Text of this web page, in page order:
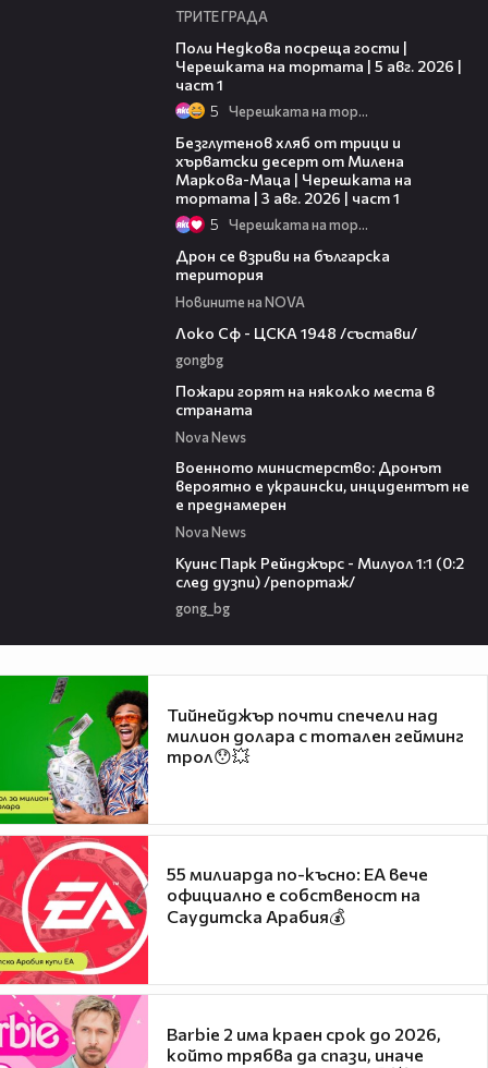
ТРИТЕ ГРАДА
Поли Недкова посреща гости |
Черешката на тортата | 5 авг. 2026 |
част 1
5 Черешката на тортата
Безглутенов хляб от трици и
хърватски десерт от Милена
Маркова-Маца | Черешката на
тортата | 3 авг. 2026 | част 1
5 Черешката на тортата
Дрон се взриви на българска
територия
Новините на NOVA
Локо Сф - ЦСКА 1948 /състави/
gongbg
Пожари горят на няколко места в
страната
Nova News
Военното министерство: Дронът
вероятно е украински, инцидентът не
е преднамерен
Nova News
Куинс Парк Рейнджърс - Милуол 1:1 (0:2
след дузпи) /репортаж/
gong_bg
Тийнейджър почти спечели над
милион долара с тотален гейминг
трол😯💥
55 милиарда по-късно: EA вече
официално е собственост на
Саудитска Арабия💰
Barbie 2 има краен срок до 2026,
който трябва да спази, иначе